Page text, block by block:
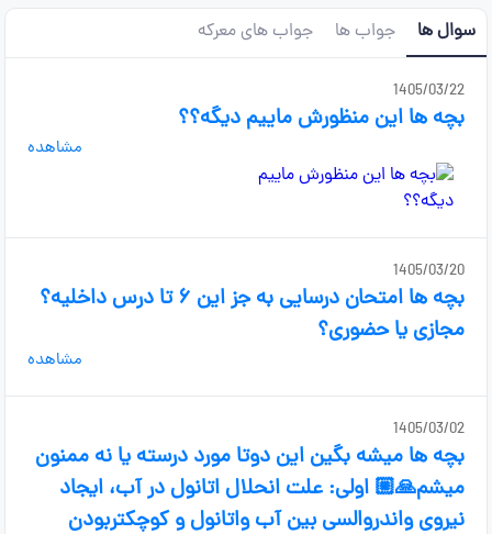
سوال ها جواب ها جواب های معرکه
1405/03/22
بچه ها این منظورش ماییم دیگه؟؟
مشاهده
1405/03/20
بچه ها امتحان درسایی به جز این ۶ تا درس داخلیه؟
مجازی یا حضوری؟
مشاهده
1405/03/02
بچه ها میشه بگین این دوتا مورد درسته یا نه ممنون
میشم🙏🏼 اولی: علت انحلال اتانول در آب، ایجاد
نیروی واندروالسی بین آب واتانول و کوچکتربودن